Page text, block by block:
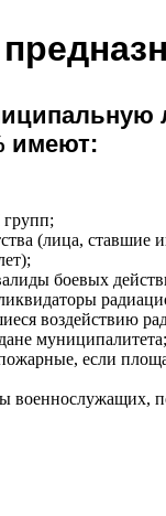
имеют:
(лица, ставшие
боевых
воздействию
муниципалитета;
если
военнослужащих,